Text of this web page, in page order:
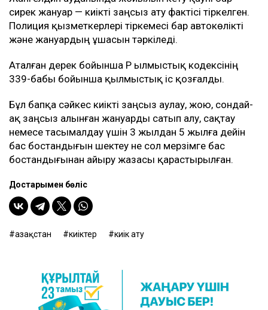
сирек жануар — киікті заңсыз ату фактісі тіркелген.
Полиция қызметкерлері тіркемесі бар автокөлікті
және жануардың ұшасын тәркіледі.
Аталған дерек бойынша ҚР Қылмыстық кодексінің
339-бабы бойынша қылмыстық іс қозғалды.
Бұл бапқа сәйкес киікті заңсыз аулау, жою, сондай-
ақ заңсыз алынған жануарды сатып алу, сақтау
немесе тасымалдау үшін 3 жылдан 5 жылға дейін
бас бостандығын шектеу не сол мерзімге бас
бостандығынан айыру жазасы қарастырылған.
Достарыңмен бөліс
Қазақстан киіктер киік ату